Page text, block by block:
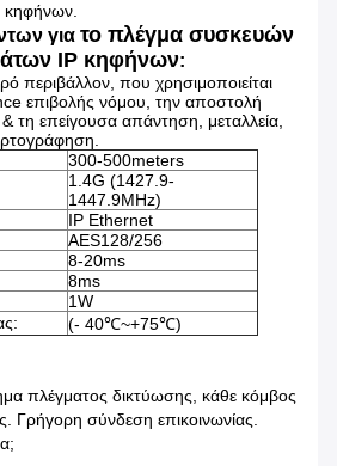
κηφήνων.
για το πλέγμα συσκευών
IP κηφήνων:
περιβάλλον, που χρησιμοποιείται
επιβολής νόμου, την αποστολή
τη επείγουσα απάντηση, μεταλλεία,
300-500meters
1.4G (1427.9-
1447.9MHz)
IP Ethernet
AES128/256
8-20ms
8ms
1W
(- 40℃~+75℃)
πλέγματος δικτύωσης, κάθε κόμβος
Γρήγορη σύνδεση επικοινωνίας.